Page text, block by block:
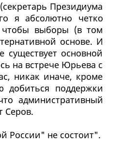
Президиума
я абсолютно четко
чтобы выборы (в том
основе. И
существует основной
на встрече Юрьева с
никак иначе, кроме
добиться поддержки
административный
Серов.
России" не состоит".